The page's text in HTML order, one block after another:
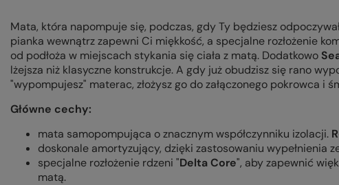
Mata, która napompuje się, podczas, gdy Ty będziesz
pianka wewnątrz zapewni Ci miękkość, a specjalne rozłożenie
od podłoża w miejscach stykania się ciała z matą. Dodatkowo
lżejsza niż klasyczne konstrukcje. A gdy już obudzisz się rano
"wypompujesz" materac, złożysz go do załączonego pokrowca i
Główne cechy:
mata samopompująca o znacznym współczynniku izolacji.
doskonale amortyzujący, dzięki zastosowaniu wypełnienia
specjalne rozłożenie rdzeni "Delta Core", aby zapewnić
matą.